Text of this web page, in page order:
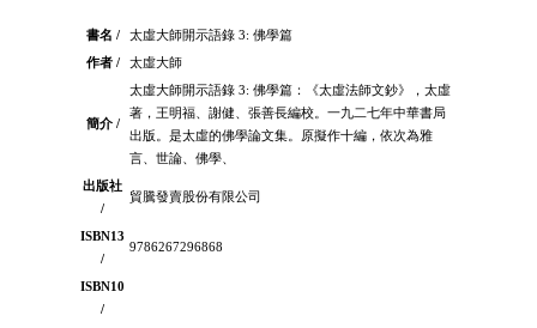
書名 /
太虛大師開示語錄 3: 佛學篇
作者 /
太虛大師
簡介 /
太虛大師開示語錄 3: 佛學篇：《太虛法師文鈔》，太虛
著，王明福、謝健、張善長編校。一九二七年中華書局
出版。是太虛的佛學論文集。原擬作十編，依次為雅
言、世論、佛學、
出版社
/
貿騰發賣股份有限公司
ISBN13
/
9786267296868
ISBN10
/